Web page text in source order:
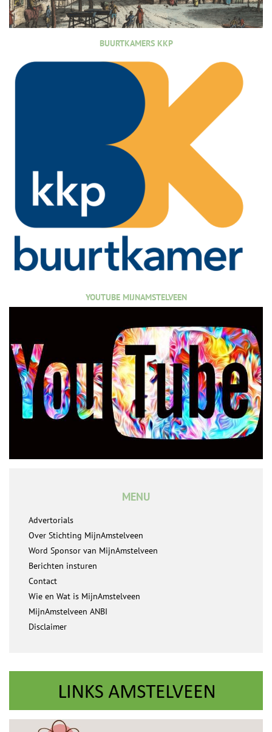
BUURTKAMERS KKP
YOUTUBE MIJNAMSTELVEEN
MENU
Advertorials
Over Stichting MijnAmstelveen
Word Sponsor van MijnAmstelveen
Berichten insturen
Contact
Wie en Wat is MijnAmstelveen
MijnAmstelveen ANBI
Disclaimer